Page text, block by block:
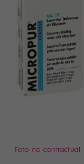
Foto no contractual